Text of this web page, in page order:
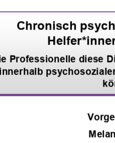
Chronisch
Professionelle diese